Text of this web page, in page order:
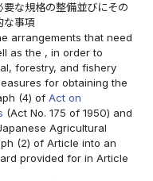
な規格の整備並びにその
な事項
arrangements that need
as the , in order to
forestry, and fishery
for obtaining the
(4) of Act on
(Act No. 175 of 1950) and
Agricultural
(2) of Article into an
provided for in Article